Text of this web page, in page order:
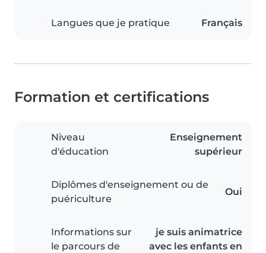
Langues que je pratique Français
Formation et certifications
Niveau
d'éducation
Enseignement
supérieur
Diplômes d'enseignement ou de
puériculture
Oui
Informations sur
le parcours de
je suis animatrice
avec les enfants en